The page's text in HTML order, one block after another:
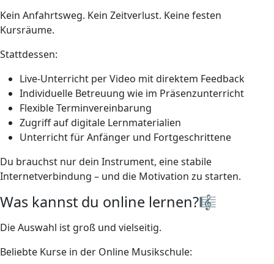
Kein Anfahrtsweg. Kein Zeitverlust. Keine festen
Kursräume.
Stattdessen:
Live-Unterricht per Video mit direktem Feedback
Individuelle Betreuung wie im Präsenzunterricht
Flexible Terminvereinbarung
Zugriff auf digitale Lernmaterialien
Unterricht für Anfänger und Fortgeschrittene
Du brauchst nur dein Instrument, eine stabile
Internetverbindung – und die Motivation zu starten.
Was kannst du online lernen?🎼
Die Auswahl ist groß und vielseitig.
Beliebte Kurse in der Online Musikschule: